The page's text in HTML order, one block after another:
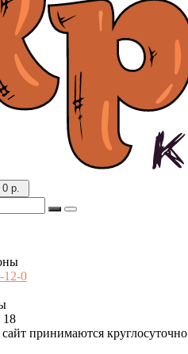
0 р.
12-0
18
сайт принимаются круглосуточно